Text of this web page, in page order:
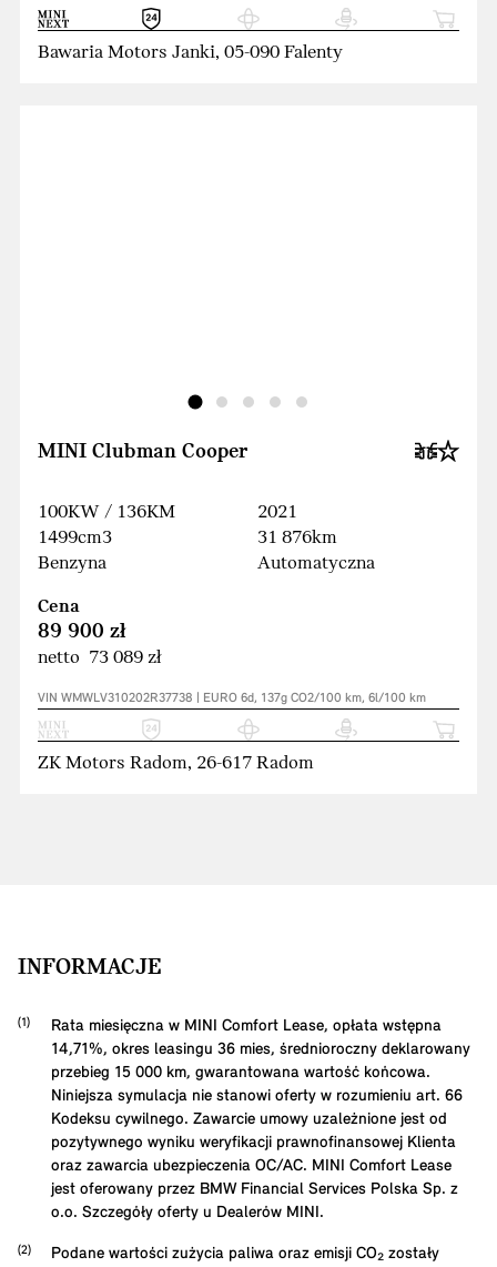
Bawaria Motors Janki, 05-090 Falenty
MINI Clubman Cooper
100KW / 136KM
1499cm3
Benzyna
2021
31 876km
Automatyczna
Cena
89 900 zł
netto 73 089 zł
VIN WMWLV310202R37738 | EURO 6d, 137g CO2/100 km, 6l/100 km
ZK Motors Radom, 26-617 Radom
INFORMACJE
Rata miesięczna w MINI Comfort Lease, opłata wstępna
14,71 %, okres leasingu 36 mies, średnioroczny deklarowany
przebieg 15 000 km, gwarantowana wartość końcowa.
Niniejsza symulacja nie stanowi oferty w rozumieniu art. 66
Kodeksu cywilnego. Zawarcie umowy uzależnione jest od
pozytywnego wyniku weryfikacji prawnofinansowej Klienta
oraz zawarcia ubezpieczenia OC/AC. MINI Comfort Lease
jest oferowany przez BMW Financial Services Polska Sp. z
o.o. Szczegóły oferty u Dealerów MINI.
Podane wartości zużycia paliwa oraz emisji CO₂ zostały